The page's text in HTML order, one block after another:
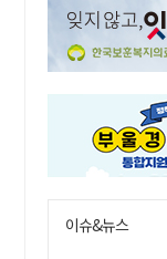
이슈&뉴스